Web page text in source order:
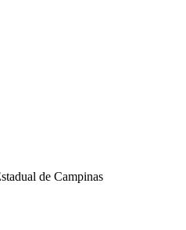
de Campinas